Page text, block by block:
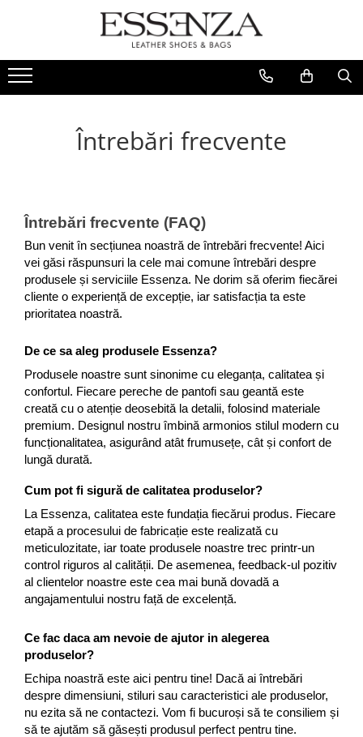
INCALTAMINTE
Cizme
Ciocate
Colectie Mireasa
Crystal Collection
Casual
Loafer
Sneakers
Posete
Rucsac
Plic
Saculet
PANTOFI
Stoc Livrare Rapida
Toate
Portocaliu
Argintiu
Auriu
Bej
Alb
Mov
Visiniu
Maro
Albastru
Întrebări frecvente
Întrebări frecvente (FAQ)
Bun venit în secțiunea noastră de întrebări frecvente! Aici
vei găsi răspunsuri la cele mai comune întrebări despre
produsele și serviciile Essenza. Ne dorim să oferim fiecărei
cliente o experiență de excepție, iar satisfacția ta este
prioritatea noastră.
De ce sa aleg produsele Essenza?
Produsele noastre sunt sinonime cu eleganța, calitatea și
confortul. Fiecare pereche de pantofi sau geantă este
creată cu o atenție deosebită la detalii, folosind materiale
premium. Designul nostru îmbină armonios stilul modern cu
funcționalitatea, asigurând atât frumusețe, cât și confort de
lungă durată.
Cum pot fi sigură de calitatea produselor?
La Essenza, calitatea este fundația fiecărui produs. Fiecare
etapă a procesului de fabricație este realizată cu
meticulozitate, iar toate produsele noastre trec printr-un
control riguros al calității. De asemenea, feedback-ul pozitiv
al clientelor noastre este cea mai bună dovadă a
angajamentului nostru față de excelență.
Ce fac daca am nevoie de ajutor in alegerea
produselor?
Echipa noastră este aici pentru tine! Dacă ai întrebări
despre dimensiuni, stiluri sau caracteristici ale produselor,
nu ezita să ne contactezi. Vom fi bucuroși să te consiliem și
să te ajutăm să găsești produsul perfect pentru tine.